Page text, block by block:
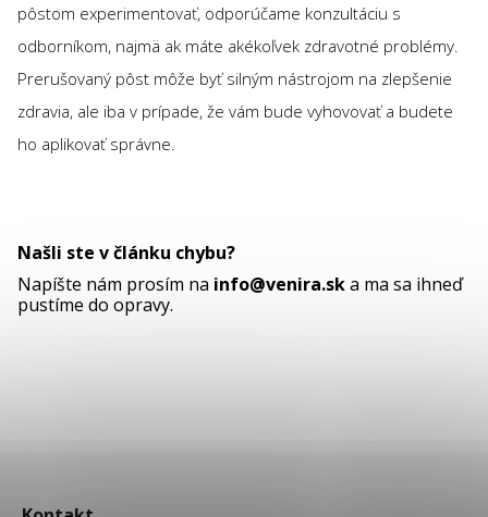
pôstom experimentovať, odporúčame konzultáciu s
odborníkom, najmä ak máte akékoľvek zdravotné problémy.
Prerušovaný pôst môže byť silným nástrojom na zlepšenie
zdravia, ale iba v prípade, že vám bude vyhovovať a budete
ho aplikovať správne.
Našli ste v článku chybu?
Napíšte nám prosím na info@venira.ska ma sa ihneď
pustíme do opravy.